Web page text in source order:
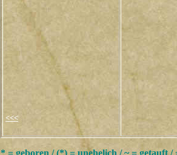
<<<
* = geboren / (*) = unehelich / ~ = getauft /